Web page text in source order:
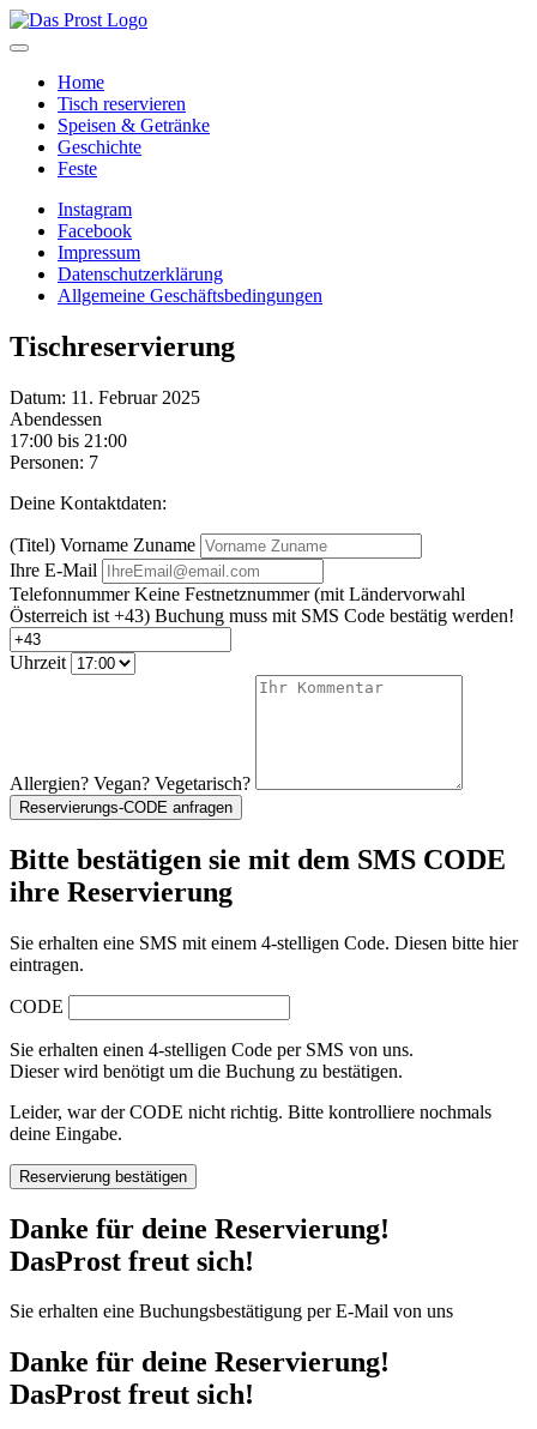
Home
Tisch reservieren
Speisen & Getränke
Geschichte
Feste
Instagram
Facebook
Impressum
Datenschutzerklärung
Allgemeine Geschäftsbedingungen
Tischreservierung
Datum: 11. Februar 2025
Abendessen
17:00 bis 21:00
Personen: 7
Deine Kontaktdaten:
(Titel) Vorname Zuname
Ihre E-Mail
TelefonnummerKeine Festnetznummer (mit Ländervorwahl
Österreich ist +43) Buchung muss mit SMS Code bestätig werden!
Uhrzeit
Allergien? Vegan? Vegetarisch?
Reservierungs-CODE anfragen
Bitte bestätigen sie mit dem SMS CODE
ihre Reservierung
Sie erhalten eine SMS mit einem 4-stelligen Code. Diesen bitte hier
eintragen.
CODE
Sie erhalten einen 4-stelligen Code per SMS von uns.
Dieser wird benötigt um die Buchung zu bestätigen.
Leider, war der CODE nicht richtig. Bitte kontrolliere nochmals
deine Eingabe.
Reservierung bestätigen
Danke für deine Reservierung!
DasProst freut sich!
Sie erhalten eine Buchungsbestätigung per E-Mail von uns
Danke für deine Reservierung!
DasProst freut sich!